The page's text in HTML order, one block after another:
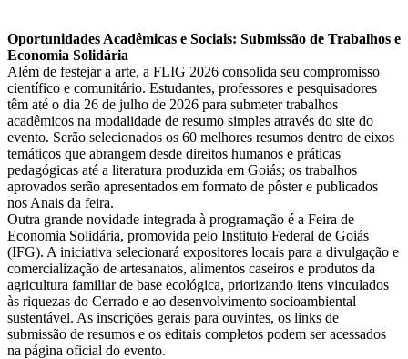
Oportunidades Acadêmicas e Sociais: Submissão de Trabalhos e
Economia Solidária
Além de festejar a arte, a FLIG 2026 consolida seu compromisso
científico e comunitário. Estudantes, professores e pesquisadores
têm até o dia 26 de julho de 2026 para submeter trabalhos
acadêmicos na modalidade de resumo simples através do site do
evento. Serão selecionados os 60 melhores resumos dentro de eixos
temáticos que abrangem desde direitos humanos e práticas
pedagógicas até a literatura produzida em Goiás; os trabalhos
aprovados serão apresentados em formato de pôster e publicados
nos Anais da feira.
Outra grande novidade integrada à programação é a Feira de
Economia Solidária, promovida pelo Instituto Federal de Goiás
(IFG). A iniciativa selecionará expositores locais para a divulgação e
comercialização de artesanatos, alimentos caseiros e produtos da
agricultura familiar de base ecológica, priorizando itens vinculados
às riquezas do Cerrado e ao desenvolvimento socioambiental
sustentável. As inscrições gerais para ouvintes, os links de
submissão de resumos e os editais completos podem ser acessados
na página oficial do evento.